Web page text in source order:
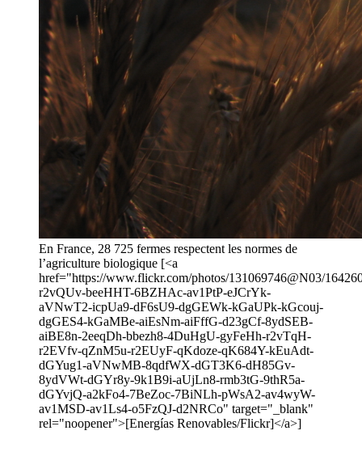
En France, 28 725 fermes respectent les normes de
l’agriculture biologique [<a
href="https://www.flickr.com/photos/131069746@N03/
r2vQUv-beeHHT-6BZHAc-av1PtP-eJCrYk-
aVNwT2-icpUa9-dF6sU9-dgGEWk-kGaUPk-kGcouj-
dgGES4-kGaMBe-aiEsNm-aiFffG-d23gCf-8ydSEB-
aiBE8n-2eeqDh-bbezh8-4DuHgU-gyFeHh-r2vTqH-
r2EVfv-qZnM5u-r2EUyF-qKdoze-qK684Y-kEuAdt-
dGYug1-aVNwMB-8qdfWX-dGT3K6-dH85Gv-
8ydVWt-dGYr8y-9k1B9i-aUjLn8-rmb3tG-9thR5a-
dGYvjQ-a2kFo4-7BeZoc-7BiNLh-pWsA2-av4wyW-
av1MSD-av1Ls4-o5FzQJ-d2NRCo" target="_blank"
rel="noopener">[Energías Renovables/Flickr]</a>]